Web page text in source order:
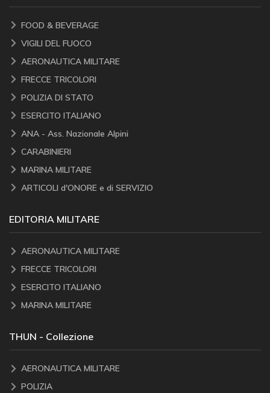
FOOD & BEVERAGE
VIGILI DEL FUOCO
AERONAUTICA MILITARE
FRECCE TRICOLORI
POLIZIA DI STATO
ESERCITO ITALIANO
ANA - Ass. Nazionale Alpini
CARABINIERI
MARINA MILITARE
ARTICOLI d'ONORE e di SERVIZIO
EDITORIA MILITARE
AERONAUTICA MILITARE
FRECCE TRICOLORI
ESERCITO ITALIANO
MARINA MILITARE
THUN - Collezione
AERONAUTICA MILITARE
POLIZIA